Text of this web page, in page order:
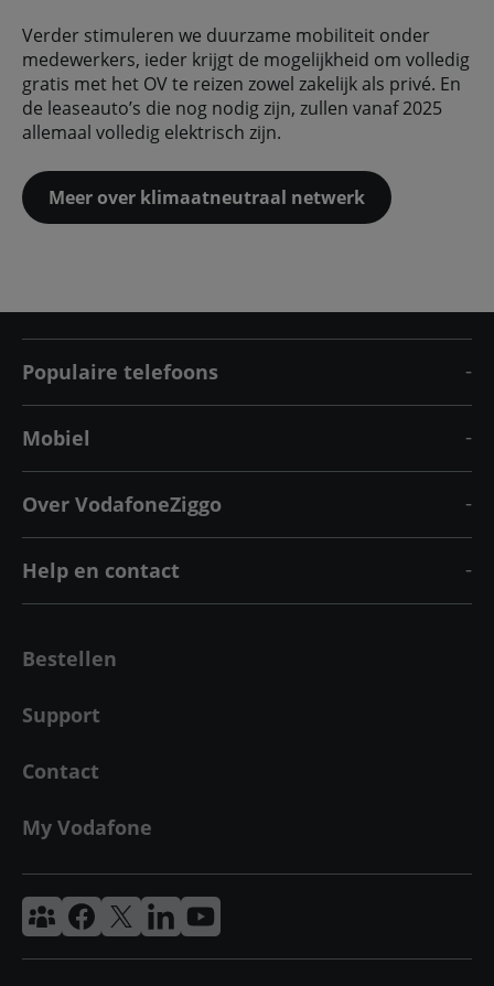
Verder stimuleren we duurzame mobiliteit onder
medewerkers, ieder krijgt de mogelijkheid om volledig
gratis met het OV te reizen zowel zakelijk als privé. En
de leaseauto’s die nog nodig zijn, zullen vanaf 2025
allemaal volledig elektrisch zijn.
Meer over klimaatneutraal netwerk
Populaire telefoons
Mobiel
Over VodafoneZiggo
Help en contact
Bestellen
Support
Contact
My Vodafone
Vodafone & Ziggo Community
Vodafone Facebook
Vodafone X
VodafoneZiggo LinkedIn
Vodafone YouTube